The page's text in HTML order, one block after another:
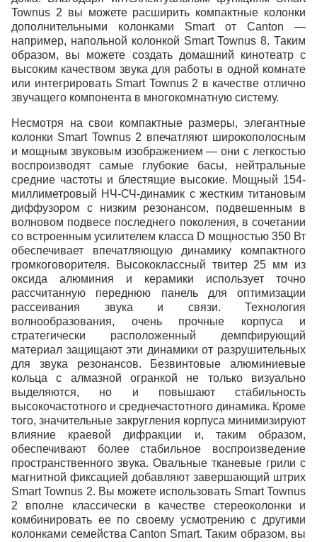
Townus 2 вы можете расширить компактные колонки
дополнительными колонками Smart от Canton —
например, напольной колонкой Smart Townus 8. Таким
образом, вы можете создать домашний кинотеатр с
высоким качеством звука для работы в одной комнате
или интегрировать Smart Townus 2 в качестве отлично
звучащего компонента в многокомнатную систему.
Несмотря на свои компактные размеры, элегантные
колонки Smart Townus 2 впечатляют широкополосным
и мощным звуковым изображением — они с легкостью
воспроизводят самые глубокие басы, нейтральные
средние частоты и блестящие высокие. Мощный 154-
миллиметровый НЧ-СЧ-динамик с жестким титановым
диффузором с низким резонансом, подвешенным в
волновом подвесе последнего поколения, в сочетании
со встроенным усилителем класса D мощностью 350 Вт
обеспечивает впечатляющую динамику компактного
громкоговорителя. Высококлассный твитер 25 мм из
оксида алюминия и керамики использует точно
рассчитанную переднюю панель для оптимизации
рассеивания звука и связи. Технология
волнообразования, очень прочные корпуса и
стратегически расположенный демпфирующий
материал защищают эти динамики от разрушительных
для звука резонансов. Безвинтовые алюминиевые
кольца с алмазной огранкой не только визуально
выделяются, но и повышают стабильность
высокочастотного и среднечастотного динамика. Кроме
того, значительные закругления корпуса минимизируют
влияние краевой дифракции и, таким образом,
обеспечивают более стабильное воспроизведение
пространственного звука. Овальные тканевые грили с
магнитной фиксацией добавляют завершающий штрих
Smart Townus 2. Вы можете использовать Smart Townus
2 вполне классически в качестве стереоколонки и
комбинировать ее по своему усмотрению с другими
колонками семейства Canton Smart. Таким образом, вы